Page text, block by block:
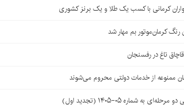
کرمانی با کسب یک طلا و یک برنز کشوری
کرمان‌موتور بم مهار شد
ممنوعه از خدمات دولتی محروم می‌شوند
به شماره ۰۵-۱۴۰۵ (تجدید اول)